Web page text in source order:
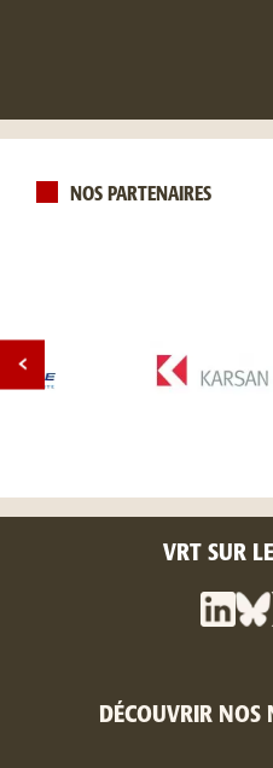
NOS PARTENAIRES
VRT SUR
DÉCOUVRIR NOS